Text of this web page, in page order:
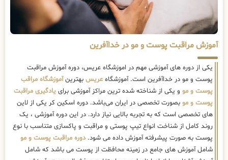
آموزش مراقبت پوست و مو در خداآفرین
یکی از دوره های آموزشی مهم در اموزشگاه عریس، دوره آموزش مراقبت
پوست و مو در خداآفرین است. آموزشگاه عریس بهترینآموزشگاه مراقب
پوست و مو و یکی از شناخته شده ترین مراکز آموزشی برای یادگیری مراقبت
پوست و مو بصورت تخصصی در ایران می‌باشد. دوره اسکین کر یکی از لاین
های تخصصی است که به تجربه بالایی نیاز دارد. در این دوره آموزشی ، یک
روند کامل از شناخت انواع تیپ پوستی و مراقبت و پاکسازی متناسب با نوع
پوست به صورت پیشرفته آموزش داده می شود.دوره مراقبت پوست و مو
شامل آموزش های جامع در زمینه محافظت از پوست می باشد که شامل